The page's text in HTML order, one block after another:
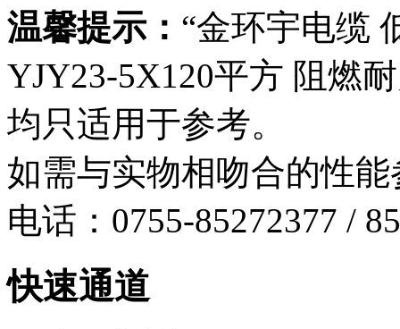
温馨提示： “金环宇电缆
YJY23-5X120平方 阻燃
均只适用于参考。
如需与实物相吻合的性
电话：0755-85272377 /
快速通道